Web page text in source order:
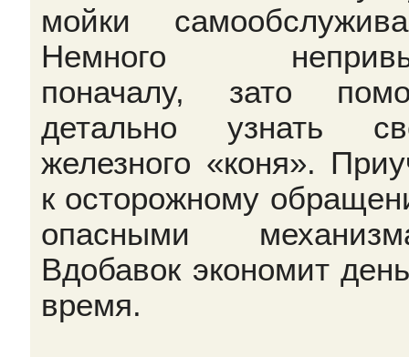
мойки
Немного
поначалу, зато
детально узнать
железного «коня».
к осторожному
опасными
Вдобавок экономит
время.